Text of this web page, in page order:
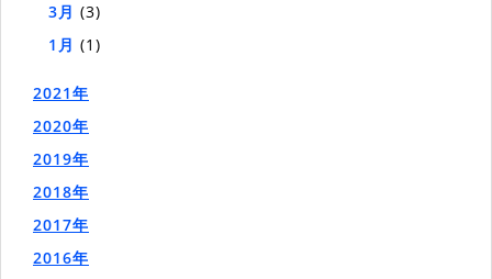
3月 (3)
1月 (1)
2021年
2020年
2019年
2018年
2017年
2016年